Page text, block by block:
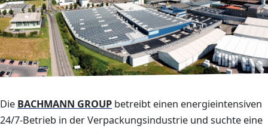
Die BACHMANN GROUP betreibt einen energieintensiven
24/7-Betrieb in der Verpackungsindustrie und suchte eine